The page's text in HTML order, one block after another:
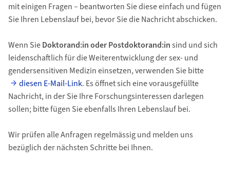
mit einigen Fragen – beantworten Sie diese einfach und fügen
Sie Ihren Lebenslauf bei, bevor Sie die Nachricht abschicken.
Wenn SieDoktorand:in oder Postdoktorand:insind und sich
leidenschaftlich für die Weiterentwicklung der sex‑ und
gendersensitiven Medizin einsetzen, verwenden Sie bitte
diesen E‑Mail‑Link. Es öffnet sich eine vorausgefüllte
Nachricht, in der Sie Ihre Forschungsinteressen darlegen
sollen; bitte fügen Sie ebenfalls Ihren Lebenslauf bei.
Wir prüfen alle Anfragen regelmässig und melden uns
bezüglich der nächsten Schritte bei Ihnen.